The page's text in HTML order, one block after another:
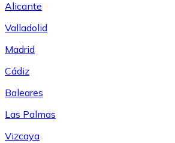
Alicante
Valladolid
Madrid
Cádiz
Baleares
Las Palmas
Vizcaya